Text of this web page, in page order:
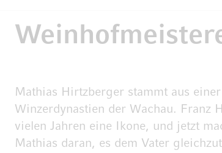
Mathias Hirtzberger stammt aus
Winzerdynastien der Wachau. Franz
vielen Jahren eine Ikone, und jetzt
Mathias daran, es dem Vater